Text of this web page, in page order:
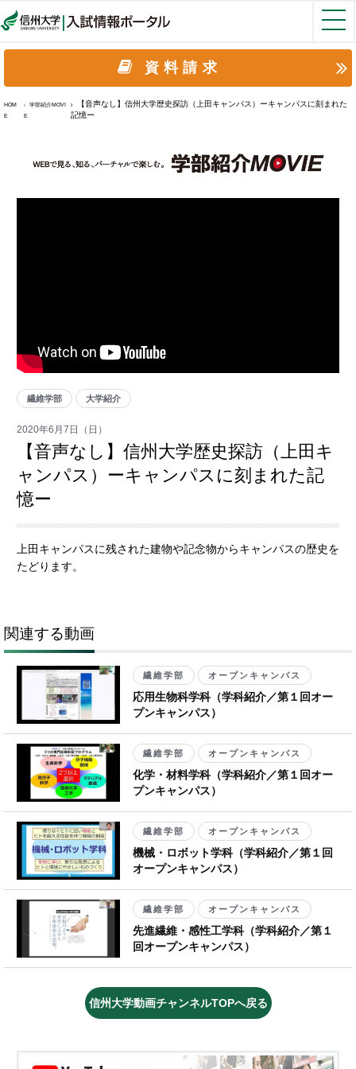
資料請求
HOM
E
学部紹介MOVI
E
【音声なし】信州大学歴史探訪（上田キャンパス）ーキャンパスに刻まれた
記憶ー
繊維学部 大学紹介
2020年6月7日（日）
【音声なし】信州大学歴史探訪（上田キ
ャンパス）ーキャンパスに刻まれた記
憶ー
上田キャンパスに残された建物や記念物からキャンパスの歴史を
たどります。
関連する動画
繊維学部 オープンキャンパス
応用生物科学科（学科紹介／第１回オー
プンキャンパス）
繊維学部 オープンキャンパス
化学・材料学科（学科紹介／第１回オー
プンキャンパス）
繊維学部 オープンキャンパス
機械・ロボット学科（学科紹介／第１回
オープンキャンパス）
繊維学部 オープンキャンパス
先進繊維・感性工学科（学科紹介／第１
回オープンキャンパス）
信州大学動画チャンネルTOPへ戻る